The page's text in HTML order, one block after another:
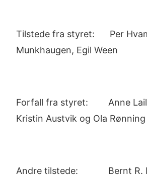
Tilstede fra styret: Per
Munkhaugen, Egil Ween
Forfall fra styret: Anne
Kristin Austvik og Ola Rønning
Andre tilstede: Bernt R.